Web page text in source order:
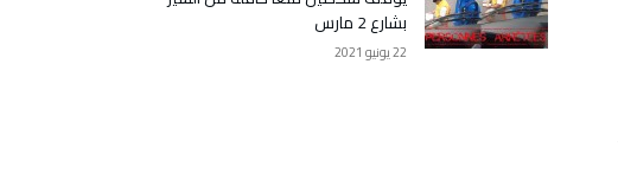
بشارع 2 مارس
22 يونيو 2021